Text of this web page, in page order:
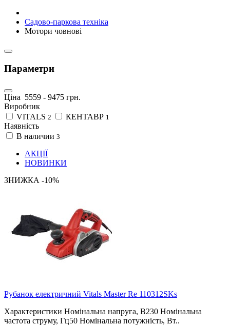
Садово-паркова техніка
Мотори човнові
Параметри
Ціна 5559 - 9475 грн.
Виробник
VITALS 2 КЕНТАВР 1
Наявність
В наличии 3
АКЦІЇ
НОВИНКИ
ЗНИЖКА -10%
Рубанок електричний Vitals Master Re 110312SKs
Характеристики Номінальна напруга, В230 Номінальна
частота струму, Гц50 Номінальна потужність, Вт..